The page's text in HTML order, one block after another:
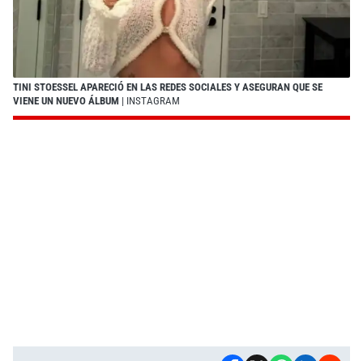
TINI STOESSEL APARECIÓ EN LAS REDES SOCIALES Y ASEGURAN QUE SE
VIENE UN NUEVO ÁLBUM | INSTAGRAM